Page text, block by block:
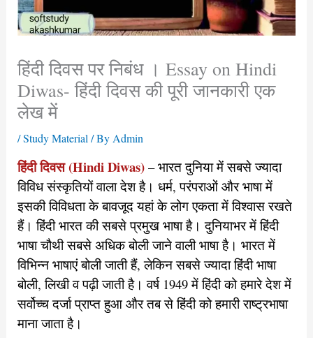
हिंदी दिवस पर निबंध । Essay on Hindi
Diwas- हिंदी दिवस की पूरी जानकारी एक
लेख में
/Study Material / By Admin
हिंदी दिवस (Hindi Diwas)– भारत दुनिया में सबसे ज्यादा
विविध संस्कृतियों वाला देश है। धर्म, परंपराओं और भाषा में
इसकी विविधता के बावजूद यहां के लोग एकता में विश्वास रखते
हैं। हिंदी भारत की सबसे प्रमुख भाषा है। दुनियाभर में हिंदी
भाषा चौथी सबसे अधिक बोली जाने वाली भाषा है। भारत में
विभिन्न भाषाएं बोली जाती हैं, लेकिन सबसे ज्यादा हिंदी भाषा
बोली, लिखी व पढ़ी जाती है। वर्ष 1949 में हिंदी को हमारे देश में
सर्वोच्च दर्जा प्राप्त हुआ और तब से हिंदी को हमारी राष्ट्रभाषा
माना जाता है।